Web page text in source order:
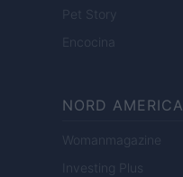
Pet Story
Encocina
NORD AMERICA
Womanmagazine
Investing Plus